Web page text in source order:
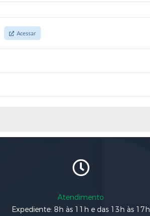
Acessar
Atendimento
Expediente: 8h às 11h e das 13h às 17h